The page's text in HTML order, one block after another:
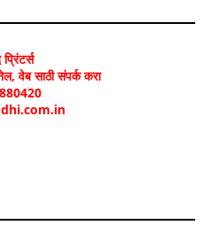
प्रिंटर्स
वेब साठी संपर्क करा